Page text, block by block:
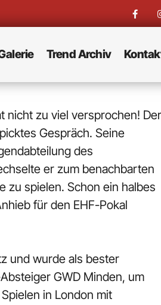
Trend Archiv
nicht zu viel versprochen! Der
Gespräch. Seine
des
er zum benachbarten
zu spielen. Schon ein halbes
für den EHF-Pokal
und wurde als bester
GWD Minden, um
in London mit